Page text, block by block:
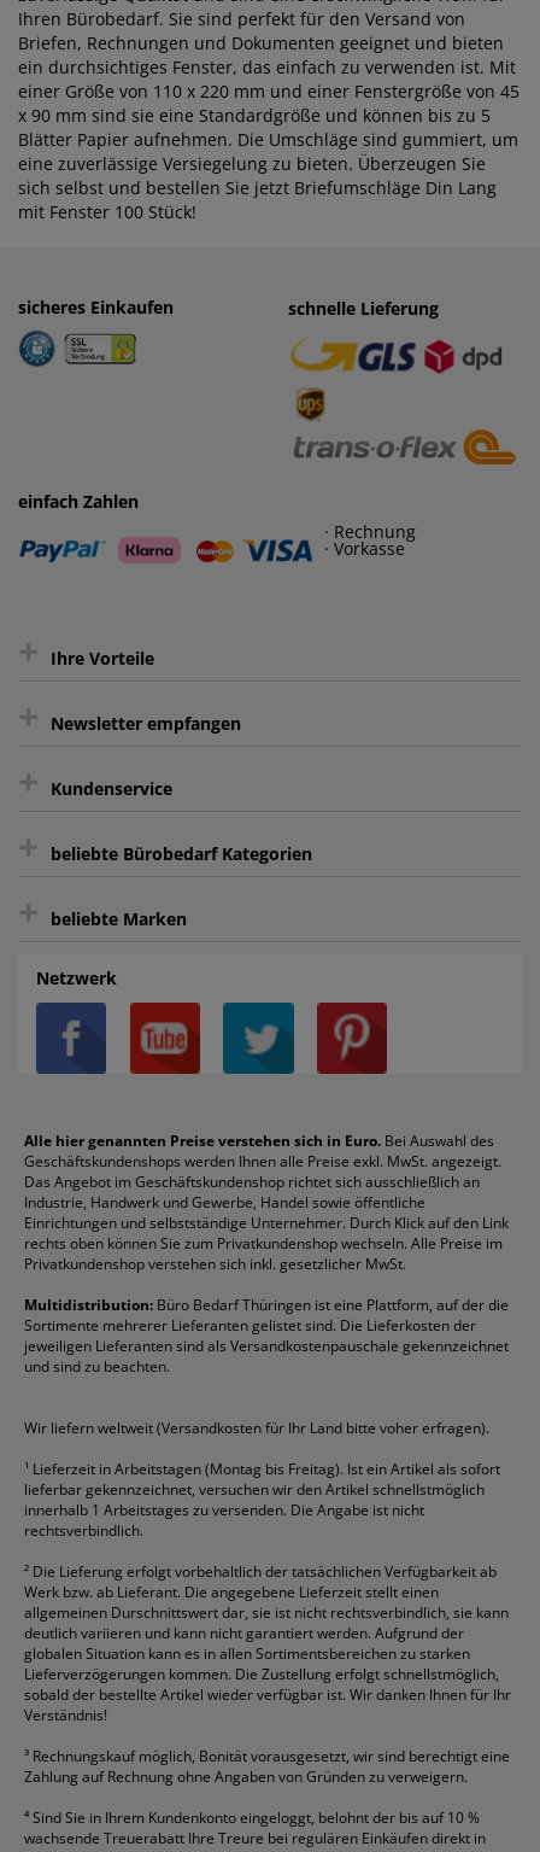
Ihren Bürobedarf. Sie sind perfekt für den Versand von
Briefen, Rechnungen und Dokumenten geeignet und bieten
ein durchsichtiges Fenster, das einfach zu verwenden ist. Mit
einer Größe von 110 x 220 mm und einer Fenstergröße von 45
x 90 mm sind sie eine Standardgröße und können bis zu 5
Blätter Papier aufnehmen. Die Umschläge sind gummiert, um
eine zuverlässige Versiegelung zu bieten. Überzeugen Sie
sich selbst und bestellen Sie jetzt Briefumschläge Din Lang
mit Fenster 100 Stück!
sicheres Einkaufen einfaches Zahlen
· Rechnung
· Vorkasse
schnelle Lieferung
einfach Zahlen
· Rechnung
· Vorkasse
+ Ihre Vorteile
Kauf auf Rechnung³
intelligentes Kundenkonto
+ Newsletter empfangen
Sie können sich zu jeder Zeit abmelden.
+ Kundenservice
Kontakt
FAQ
AGB
Datenschutz
Privatsphäre-Einstellungen
Über uns
Reklamation / Retouren
Vertrag widerrufen (Privatkunden)
Rabatte & Aktionen
+ beliebte Bürobedarf Kategorien
Aktenvernichter
Batterien
Bleistifte
Blöcke
Boardmarker
Briefumschläge
Druckerpatronen
Etiketten
Fineliner
Folienschreiber
Formulare
Gelschreiber
Geschäftsbücher
Heftstreifen
Kaffee
Klebeband
Klemmmappen
Kopierpapier
Korrekturmittel
Kugelschreiber
Mappen
Ordner
Packband
Permanentmarker
Radiergummis
Schnellhefter
Sichthüllen
Taschenrechner
Textmarker
Tintenroller
Tintenpatronen
Toilettenpapier
Toner
Versandmaterial
Versandtaschen
+ beliebte Marken
Alco
Avery/Zweckform
Canon
Durable
DYMO
Edding
Esselte
Faber-Castell
Fellowes
Franken
Fripa
HP
Leitz
Läufer
Melitta
Pentel
Pelikan
Pilot
Pritt
Schneider
Stabilo
Staedtler
alle Marken anzeigen
Netzwerk
Alle hier genannten Preise verstehen sich in Euro. Bei Auswahl des
Geschäftskundenshops werden Ihnen alle Preise exkl. MwSt. angezeigt.
Das Angebot im Geschäftskundenshop richtet sich ausschließlich an
Industrie, Handwerk und Gewerbe, Handel sowie öffentliche
Einrichtungen und selbstständige Unternehmer. Durch Klick auf den Link
rechts oben können Sie zum Privatkundenshop wechseln. Alle Preise im
Privatkundenshop verstehen sich inkl. gesetzlicher MwSt.
Multidistribution: Büro Bedarf Thüringen ist eine Plattform, auf der die
Sortimente mehrerer Lieferanten gelistet sind. Die Lieferkosten der
jeweiligen Lieferanten sind als Versandkostenpauschale gekennzeichnet
und sind zu beachten.
Wir liefern weltweit (Versandkosten für Ihr Land bitte voher erfragen).
¹ Lieferzeit in Arbeitstagen (Montag bis Freitag). Ist ein Artikel als sofort
lieferbar gekennzeichnet, versuchen wir den Artikel schnellstmöglich
innerhalb 1 Arbeitstages zu versenden. Die Angabe ist nicht
rechtsverbindlich.
² Die Lieferung erfolgt vorbehaltlich der tatsächlichen Verfügbarkeit ab
Werk bzw. ab Lieferant. Die angegebene Lieferzeit stellt einen
allgemeinen Durschnittswert dar, sie ist nicht rechtsverbindlich, sie kann
deutlich variieren und kann nicht garantiert werden. Aufgrund der
globalen Situation kann es in allen Sortimentsbereichen zu starken
Lieferverzögerungen kommen. Die Zustellung erfolgt schnellstmöglich,
sobald der bestellte Artikel wieder verfügbar ist. Wir danken Ihnen für Ihr
Verständnis!
³ Rechnungskauf möglich, Bonität vorausgesetzt, wir sind berechtigt eine
Zahlung auf Rechnung ohne Angaben von Gründen zu verweigern.
⁴Sind Sie in Ihrem Kundenkonto eingeloggt, belohnt der bis auf 10 %
wachsende Treuerabatt Ihre Treure bei regulären Einkäufen direkt in